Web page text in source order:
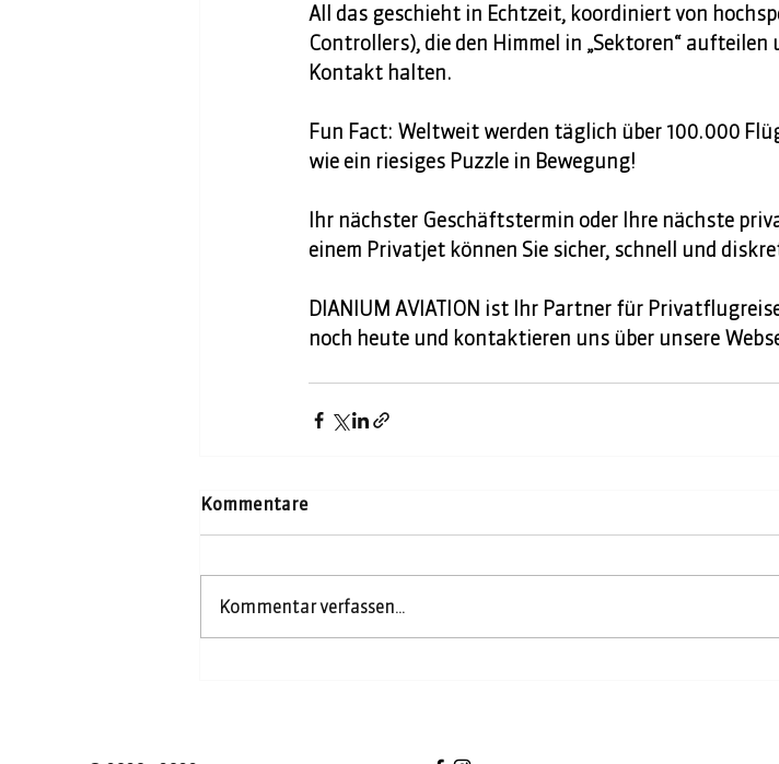
All das geschieht in Echtzeit, koordiniert von
Controllers), die den Himmel in „Sektoren“ aufteilen
Kontakt halten.
Fun Fact: Weltweit werden täglich über 100.000
wie ein riesiges Puzzle in Bewegung!
Ihr nächster Geschäftstermin oder Ihre nächste
einem Privatjet können Sie sicher, schnell und
DIANIUM AVIATION ist Ihr Partner für
noch heute und kontaktieren uns über unsere
Kommentare
Kommentar verfassen...